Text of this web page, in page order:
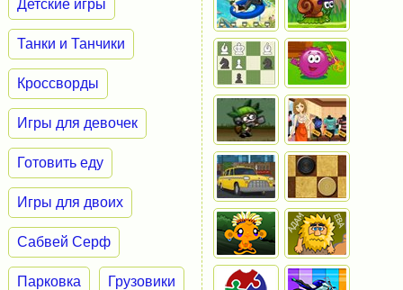
Детские игры
Танки и Танчики
Кроссворды
Игры для девочек
Готовить еду
Игры для двоих
Сабвей Серф
Парковка Грузовики